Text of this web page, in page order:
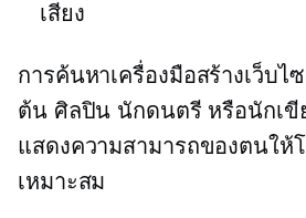
เสียง
การค้นหาเครื่องมือสร้างเว็บ
ต้น ศิลปิน นักดนตรี หรือนักเขี
แสดงความสามารถของตนให้
เหมาะสม